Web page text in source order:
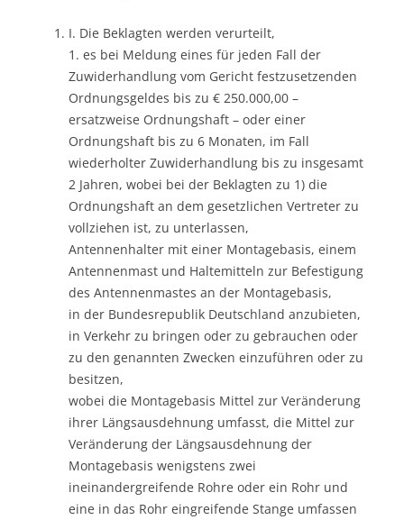
I. Die Beklagten werden verurteilt,
1. es bei Meldung eines für jeden Fall der
Zuwiderhandlung vom Gericht festzusetzenden
Ordnungsgeldes bis zu € 250.000,00 –
ersatzweise Ordnungshaft – oder einer
Ordnungshaft bis zu 6 Monaten, im Fall
wiederholter Zuwiderhandlung bis zu insgesamt
2 Jahren, wobei bei der Beklagten zu 1) die
Ordnungshaft an dem gesetzlichen Vertreter zu
vollziehen ist, zu unterlassen,
Antennenhalter mit einer Montagebasis, einem
Antennenmast und Haltemitteln zur Befestigung
des Antennenmastes an der Montagebasis,
in der Bundesrepublik Deutschland anzubieten,
in Verkehr zu bringen oder zu gebrauchen oder
zu den genannten Zwecken einzuführen oder zu
besitzen,
wobei die Montagebasis Mittel zur Veränderung
ihrer Längsausdehnung umfasst, die Mittel zur
Veränderung der Längsausdehnung der
Montagebasis wenigstens zwei
ineinandergreifende Rohre oder ein Rohr und
eine in das Rohr eingreifende Stange umfassen